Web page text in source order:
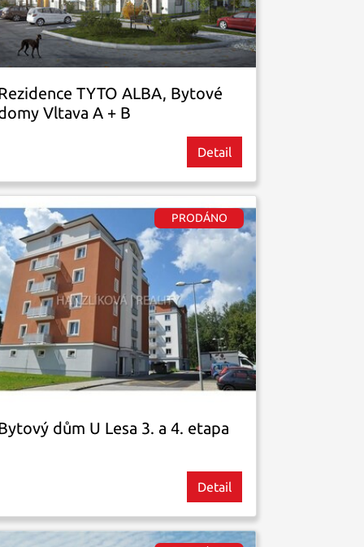
TYTO ALBA, Bytové
Vltava A + B
Detail
dům U Lesa 3. a 4. etapa
Detail